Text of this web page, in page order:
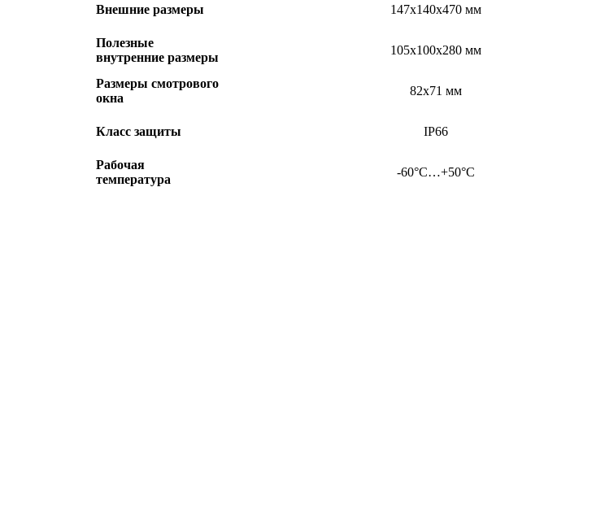
Внешние размеры 147х140х470 мм
Полезные
внутренние размеры
105х100х280 мм
Размеры смотрового
окна
82х71 мм
Класс защиты IP66
Рабочая
температура
-60°С…+50°С